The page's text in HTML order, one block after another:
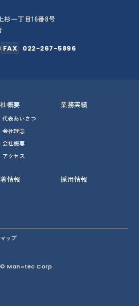
杉一丁目16番8号
FAX 022-267-5896
概要
代表あいさつ
会社理念
会社概要
アクセス
業務実績
情報 採用情報
ップ
© Man=tec Corp.